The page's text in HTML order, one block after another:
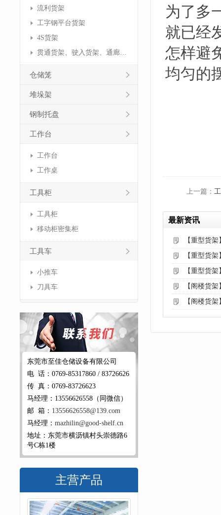
流利货架
工字钢平台货架
4S货架
贯通货架、驶入货架、通廊货架
仓储笼
堆垛架
钢制托盘
工作台
工作台
工作桌
工具柜
工具柜
移动柜密集柜
工具车
小推车
刀具车
东莞市至佳仓储设备有限公司
电 话：0769-85317860 / 83726626
传 真：0769-83726623
马经理：13556626558（同微信）
邮 箱： 13556626558@139.com
马经理： mazhilin@good-shelf.cn
地址：东莞市横沥镇村头崇德路6
号C栋1楼
主营产品
为了多
就已经
怎样避
均匀的
上一篇：
最新资讯
【重型货
【重型货
【重型货
【阁楼货
【阁楼货